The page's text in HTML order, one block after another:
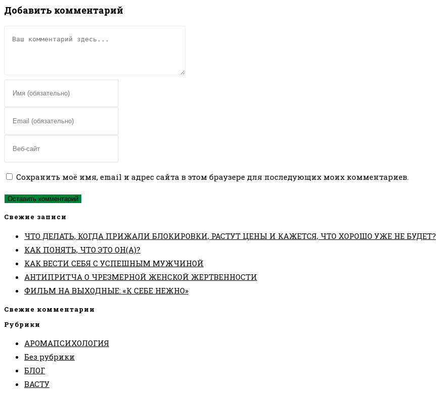
Добавить комментарий
или
пользователя,
прокомментировать
адрес,
прокомментировать
веб-
сайта
Сохранить моё имя, email и адрес сайта в этом браузере для последующих моих комментариев.
Свежие записи
ЧТО ДЕЛАТЬ, КОГДА ПРИЖАЛИ БЛОКИРОВКИ, РАСТУТ ЦЕНЫ И КАЖЕТСЯ, ЧТО ХОРОШО УЖЕ НЕ БУДЕТ?
КАК ПОНЯТЬ, ЧТО ЭТО ОН(А)?
КАК ВЕСТИ СЕБЯ С УСПЕШНЫМ МУЖЧИНОЙ
АНТИПРИТЧА О ЧРЕЗМЕРНОЙ ЖЕНСКОЙ ЖЕРТВЕННОСТИ
ФИЛЬМ НА ВЫХОДНЫЕ: «К СЕБЕ НЕЖНО»
Свежие комментарии
Рубрики
АРОМАПСИХОЛОГИЯ
Без рубрики
БЛОГ
ВАСТУ